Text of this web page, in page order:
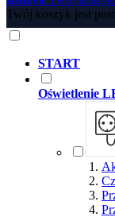
Twój koszyk jest
START
Oświetlenie